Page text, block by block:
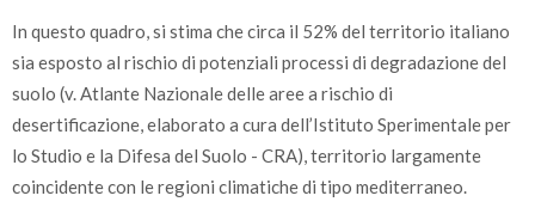
In questo quadro, si stima che circa il 52% del territorio italiano
sia esposto al rischio di potenziali processi di degradazione del
suolo (v. Atlante Nazionale delle aree a rischio di
desertificazione, elaborato a cura dell’Istituto Sperimentale per
lo Studio e la Difesa del Suolo - CRA), territorio largamente
coincidente con le regioni climatiche di tipo mediterraneo.